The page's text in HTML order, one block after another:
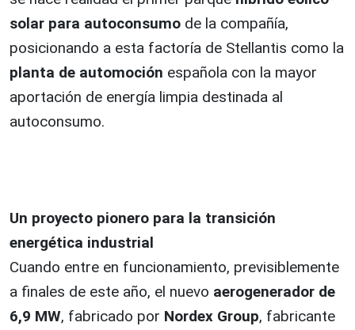
solar para autoconsumo de la compañía,
posicionando a esta factoría de Stellantis como la
planta de automoción española con la mayor
aportación de energía limpia destinada al
autoconsumo.
Un proyecto pionero para la transición
energética industrial
Cuando entre en funcionamiento, previsiblemente
a finales de este año, el nuevo aerogenerador de
6,9 MW, fabricado por Nordex Group, fabricante